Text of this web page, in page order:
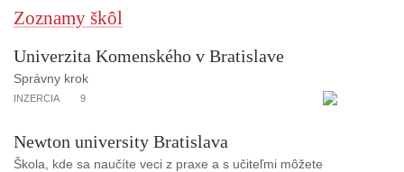
Zoznamy škôl
Univerzita Komenského v Bratislave
Správny krok
INZERCIA 9
Newton university Bratislava
Škola, kde sa naučíte veci z praxe a s učiteľmi môžete